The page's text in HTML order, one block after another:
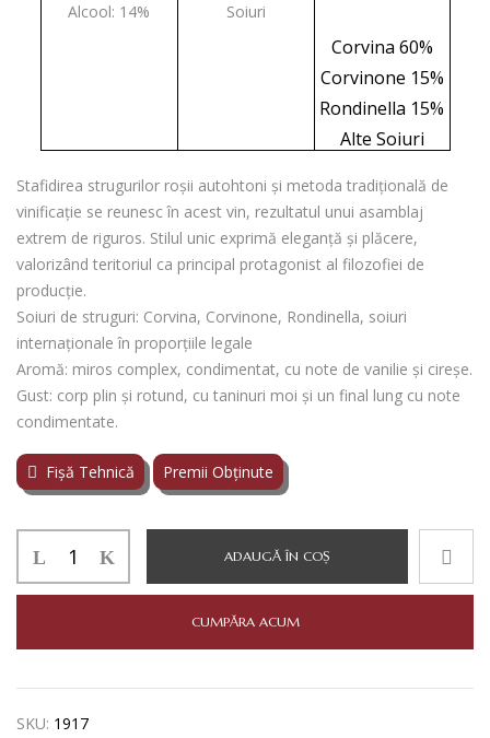
Alcool: 14% Soiuri
Corvina 60%
Corvinone 15%
Rondinella 15%
Alte Soiuri
Stafidirea strugurilor roșii autohtoni și metoda tradițională de
vinificație se reunesc în acest vin, rezultatul unui asamblaj
extrem de riguros. Stilul unic exprimă eleganță și plăcere,
valorizând teritoriul ca principal protagonist al filozofiei de
producție.
Soiuri de struguri: Corvina, Corvinone, Rondinella, soiuri
internaționale în proporțiile legale
Aromă: miros complex, condimentat, cu note de vanilie și cireșe.
Gust: corp plin și rotund, cu taninuri moi și un final lung cu note
condimentate.
Fișă Tehnică Premii Obținute
CANTINA
DI
IL
ROSSO
ADAUGĂ ÎN COȘ
CUMPĂRA ACUM
SKU: 1917